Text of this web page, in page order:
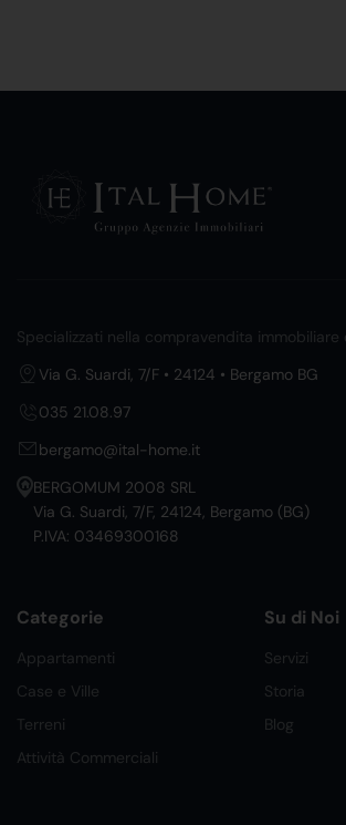
Specializzati nella compravendita
Via G. Suardi, 7/F • 24124 • Bergamo BG
035 21.08.97
bergamo@ital-home.it
BERGOMUM 2008 SRL
Via G. Suardi, 7/F, 24124, Bergamo (BG)
P.IVA: 03469300168
Categorie
Appartamenti
Case e Ville
Terreni
Attività Commerciali
Su di Noi
Servizi
Storia
Blog